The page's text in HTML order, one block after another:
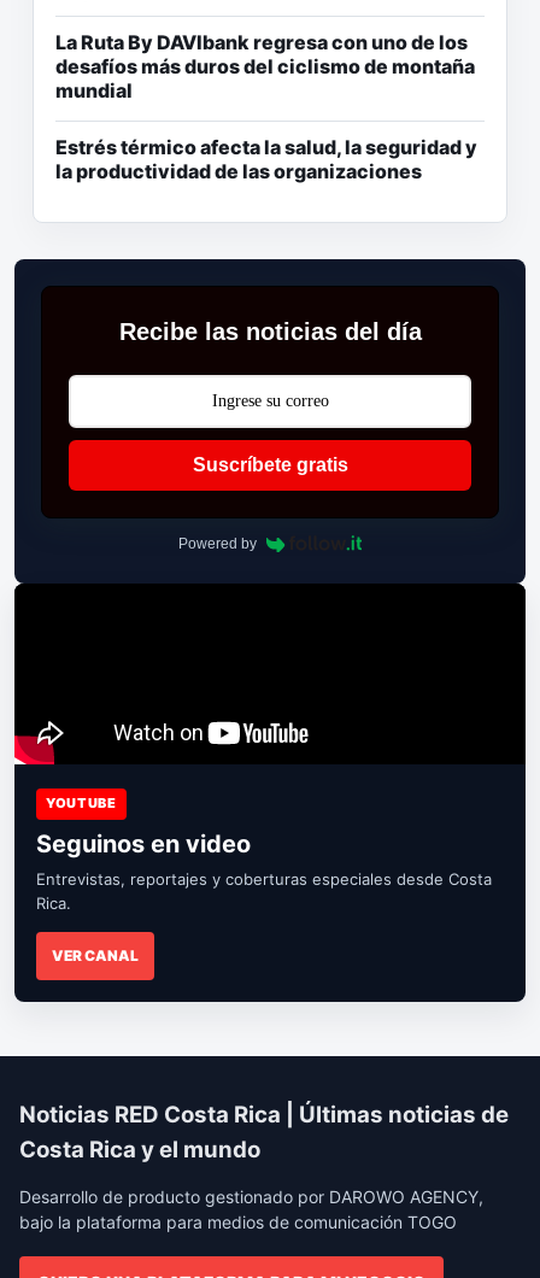
La Ruta By DAVIbank regresa con uno de los
desafíos más duros del ciclismo de montaña
mundial
Estrés térmico afecta la salud, la seguridad y
la productividad de las organizaciones
Recibe las noticias del día
Suscríbete gratis
Powered by
YOUTUBE
Seguinos en video
Entrevistas, reportajes y coberturas especiales desde Costa
Rica.
VER CANAL
Noticias RED Costa Rica | Últimas noticias de
Costa Rica y el mundo
Desarrollo de producto gestionado por DAROWO AGENCY,
bajo la plataforma para medios de comunicación TOGO